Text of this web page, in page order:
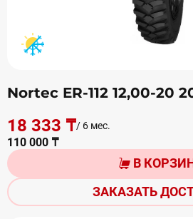
Nortec ER-112 12,00-20
18 333 ₸/ 6 мес.
110 000 ₸
В
ЗАКАЗАТЬ